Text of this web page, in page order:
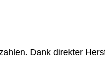
Dank direkter